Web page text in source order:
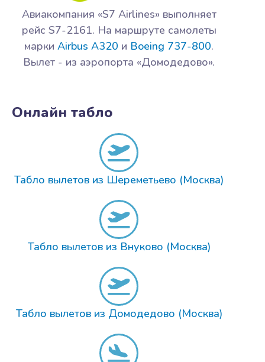
Авиакомпания «S7 Airlines» выполняет
рейс S7-2161. На маршруте самолеты
маркиAirbus A320 и Boeing 737-800.
Вылет - из аэропорта «Домодедово».
Онлайн табло
Табло вылетов из Шереметьево (Москва)
Табло вылетов из Внуково (Москва)
Табло вылетов из Домодедово (Москва)